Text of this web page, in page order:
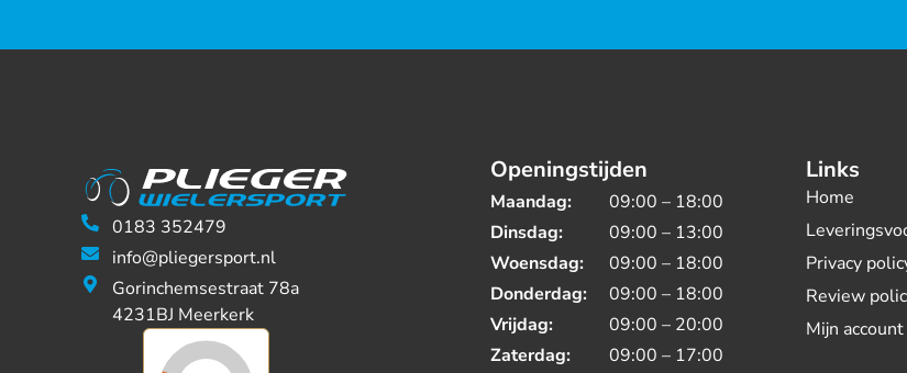
0183 352479
info@pliegersport.nl
Gorinchemsestraat 78a
4231BJ Meerkerk
Openingstijden
Maandag:
09:00 – 18:00
Dinsdag:
09:00 – 13:00
Woensdag:
09:00 – 18:00
Donderdag:
09:00 – 18:00
Vrijdag:
09:00 – 20:00
Zaterdag:
09:00 – 17:00
Links
Home
Privacy
Review
Mijn account